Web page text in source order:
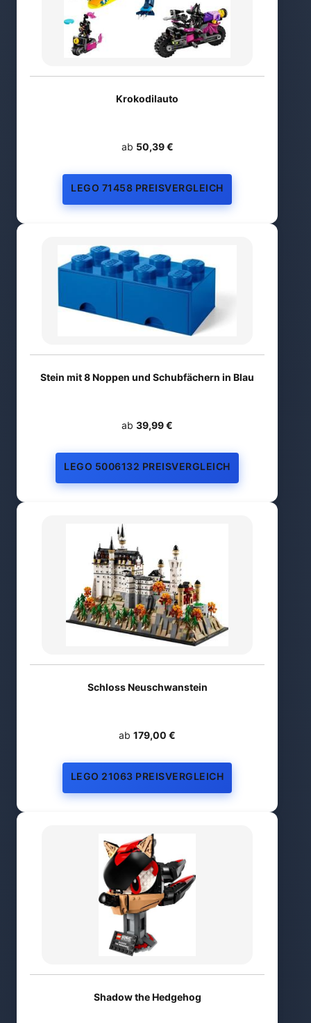
Krokodilauto
ab 50,39 €
LEGO 71458 PREISVERGLEICH
Stein mit 8 Noppen und Schubfächern in Blau
ab 39,99 €
LEGO 5006132 PREISVERGLEICH
Schloss Neuschwanstein
ab 179,00 €
LEGO 21063 PREISVERGLEICH
Shadow the Hedgehog